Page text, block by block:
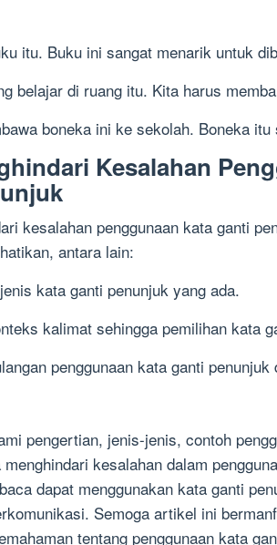
itu. Buku ini sangat menarik untuk
belajar di ruang itu. Kita harus
boneka ini ke sekolah. Boneka itu
Kesalahan
kesalahan penggunaan kata ganti
antara lain:
kata ganti penunjuk yang ada.
kalimat sehingga pemilihan kata
penggunaan kata ganti
pengertian, jenis-jenis, contoh
kesalahan dalam
dapat menggunakan kata ganti
Semoga artikel ini
tentang penggunaan kata